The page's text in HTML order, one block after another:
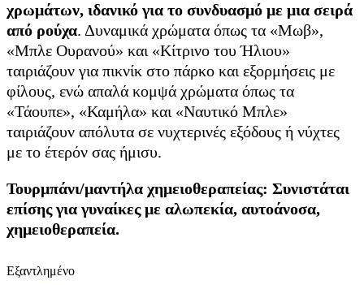
χρωμάτων, ιδανικό για το συνδυασμό με μια σειρά
από ρούχα. Δυναμικά χρώματα όπως τα «Μωβ»,
«Μπλε Ουρανού» και «Κίτρινο του Ήλιου»
ταιριάζουν για πικνίκ στο πάρκο και εξορμήσεις με
φίλους, ενώ απαλά κομψά χρώματα όπως τα
«Τάουπε», «Καμήλα» και «Ναυτικό Μπλε»
ταιριάζουν απόλυτα σε νυχτερινές εξόδους ή νύχτες
με το έτερόν σας ήμισυ.
Τουρμπάνι/μαντήλα χημειοθεραπείας: Συνιστάται
επίσης για γυναίκες με αλωπεκία, αυτοάνοσα,
χημειοθεραπεία.
Εξαντλημένο